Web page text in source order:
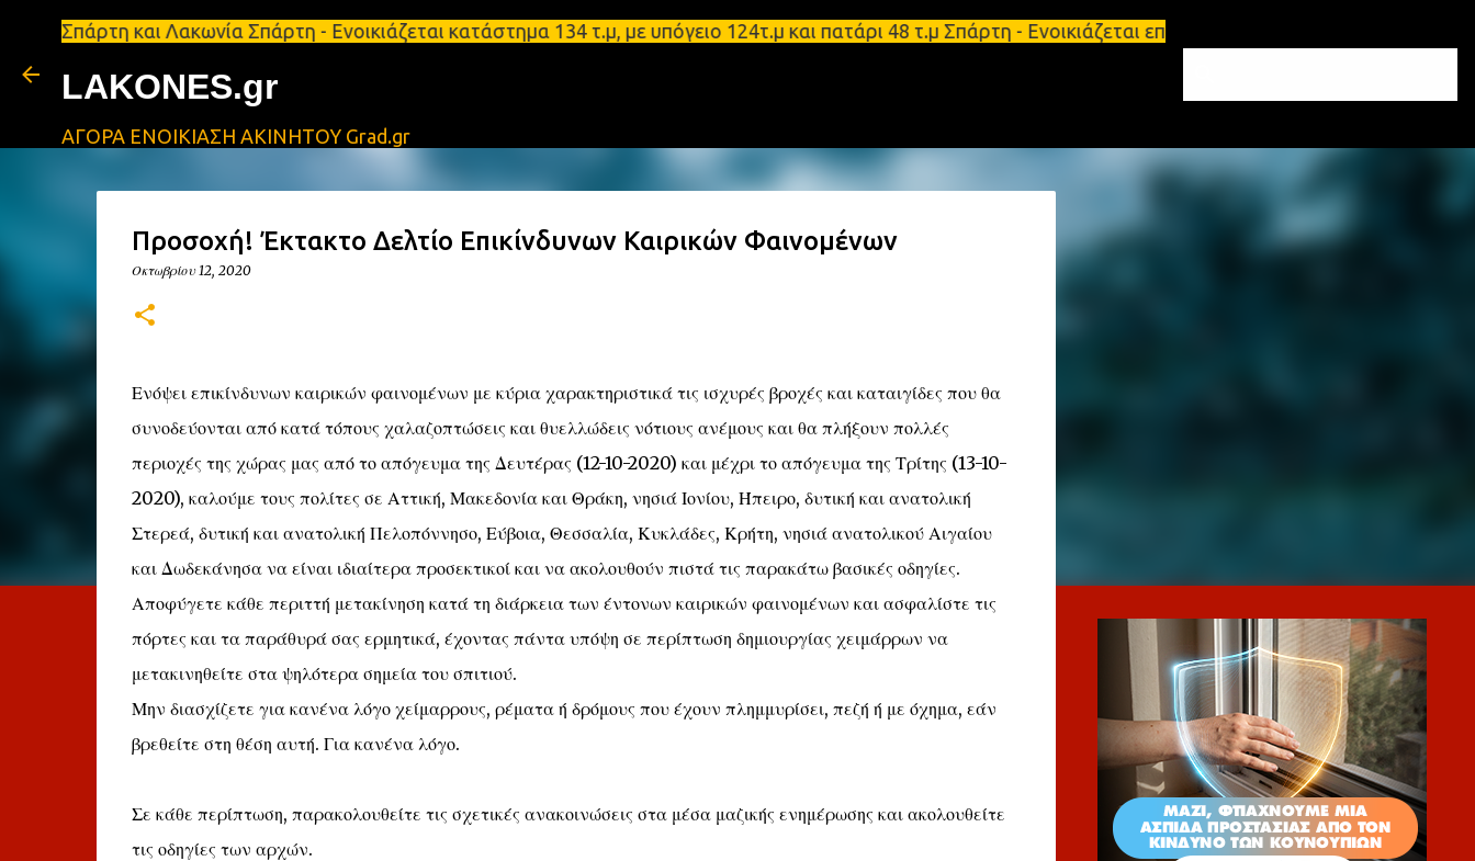
Μετάβαση στο κύριο περιεχόμενο
και Λακωνία Σπάρτη - Ενοικιάζεται κατάστημα 134 τ.μ, με υπόγειο 124τ.μ και πατάρι 48 τ.μ Σπάρτη - Ενοικιάζεται επιπλωμένο διαμέρισμα
LAKONES.gr
ΑΓΟΡΑ ΕΝΟΙΚΙΑΣΗ ΑΚΙΝΗΤΟΥ Grad.gr
Προσοχή! Έκτακτο Δελτίο Επικίνδυνων Καιρικών Φαινομένων
Οκτωβρίου 12, 2020
Ενόψει επικίνδυνων καιρικών φαινομένων με κύρια χαρακτηριστικά τις ισχυρές βροχές και καταιγίδες που θα
συνοδεύονται από κατά τόπους χαλαζοπτώσεις και θυελλώδεις νότιους ανέμους και θα πλήξουν πολλές
περιοχές της χώρας μας από το απόγευμα της Δευτέρας (12-10-2020) και μέχρι το απόγευμα της Τρίτης (13-10-
2020), καλούμε τους πολίτες σε Αττική, Μακεδονία και Θράκη, νησιά Ιονίου, Ήπειρο, δυτική και ανατολική
Στερεά, δυτική και ανατολική Πελοπόννησο, Εύβοια, Θεσσαλία, Κυκλάδες, Κρήτη, νησιά ανατολικού Αιγαίου
και Δωδεκάνησα να είναι ιδιαίτερα προσεκτικοί και να ακολουθούν πιστά τις παρακάτω βασικές οδηγίες.
Αποφύγετε κάθε περιττή μετακίνηση κατά τη διάρκεια των έντονων καιρικών φαινομένων και ασφαλίστε τις
πόρτες και τα παράθυρά σας ερμητικά, έχοντας πάντα υπόψη σε περίπτωση δημιουργίας χειμάρρων να
μετακινηθείτε στα ψηλότερα σημεία του σπιτιού.
Μην διασχίζετε για κανένα λόγο χείμαρρους, ρέματα ή δρόμους που έχουν πλημμυρίσει, πεζή ή με όχημα, εάν
βρεθείτε στη θέση αυτή. Για κανένα λόγο.
Σε κάθε περίπτωση, παρακολουθείτε τις σχετικές ανακοινώσεις στα μέσα μαζικής ενημέρωσης και ακολουθείτε
τις οδηγίες των αρχών.